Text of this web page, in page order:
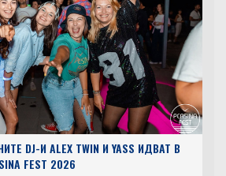
DJ-И ALEX TWIN И YASS ИДВАТ В
FEST 2026